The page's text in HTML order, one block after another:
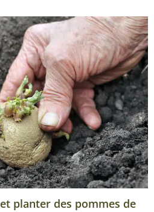
planter des pommes de